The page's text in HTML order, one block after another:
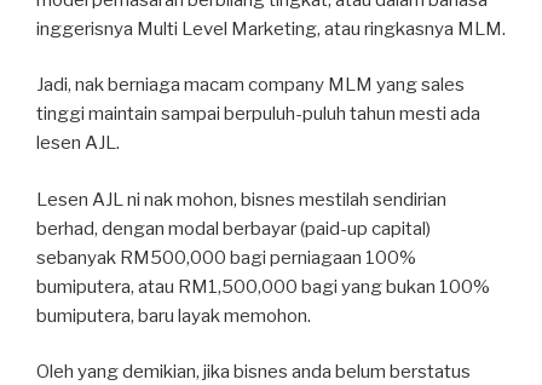
inggerisnya Multi Level Marketing, atau ringkasnya MLM.
Jadi, nak berniaga macam company MLM yang sales
tinggi maintain sampai berpuluh-puluh tahun mesti ada
lesen AJL.
Lesen AJL ni nak mohon, bisnes mestilah sendirian
berhad, dengan modal berbayar (paid-up capital)
sebanyak RM500,000 bagi perniagaan 100%
bumiputera, atau RM1,500,000 bagi yang bukan 100%
bumiputera, baru layak memohon.
Oleh yang demikian, jika bisnes anda belum berstatus